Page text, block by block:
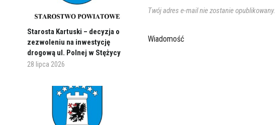
Starosta Kartuski – decyzja o
zezwoleniu na inwestycję
drogową ul. Polnej w Stężycy
28 lipca 2026
Twój adres e-mail nie zostanie opublikowany.
Wiadomość